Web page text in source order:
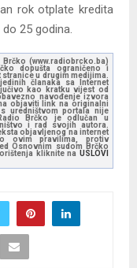
rok otplate kredita
25 godina.
(www.radiobrcko.ba)
dopušta ograničeno i
u drugim medijima.
članaka sa Internet
kao kratku vijest od
navođenje izvora
objaviti link na originalni
uredništvom portala nije
Brčko je odlučan u
i rad svojih autora.
objavljenog na internet
ovim pravilima, protiv
Osnovnim sudom Brčko
kliknite na USLOVI